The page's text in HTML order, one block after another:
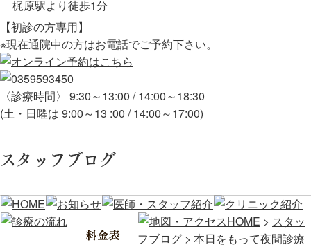
梶原駅より徒歩1分
【初診の方専用】
※現在通院中の方はお電話でご予約下さい。
〈診療時間〉 9:30～13:00 / 14:00～18:30
(土・日曜は 9:00～13 :00 / 14:00～17:00)
スタッフブログ
HOME > スタッ
フブログ > 本日をもって夜間診療